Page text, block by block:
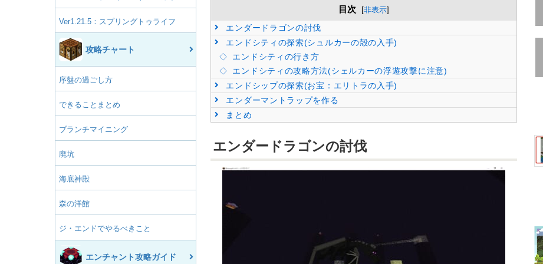
Ver1.21.5：スプリングトゥライフ
攻略チャート
序盤の過ごし方
できることまとめ
ブランチマイニング
廃坑
海底神殿
森の洋館
ジ・エンドでやるべきこと
エンチャント攻略ガイド
目次 [非表示]
エンダードラゴンの討伐
エンドシティの探索(シュルカーの殻の入手)
エンドシティの行き方
エンドシティの攻略方法(シェルカーの浮遊攻撃に注意)
エンドシップの探索(お宝：エリトラの入手)
エンダーマントラップを作る
まとめ
エンダードラゴンの討伐